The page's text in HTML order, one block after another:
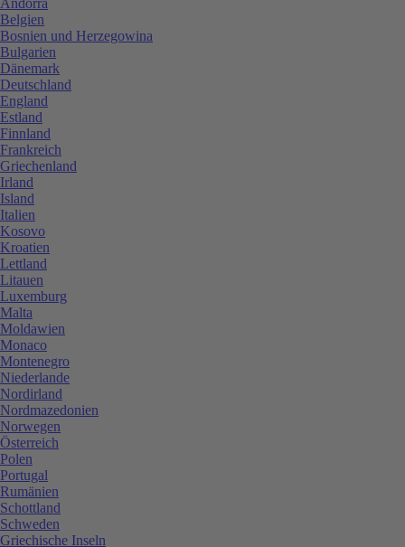
Belgien
Bosnien und Herzegowina
Bulgarien
Dänemark
Deutschland
England
Estland
Finnland
Frankreich
Griechenland
Irland
Island
Italien
Kosovo
Kroatien
Lettland
Litauen
Luxemburg
Malta
Moldawien
Monaco
Montenegro
Niederlande
Nordirland
Nordmazedonien
Norwegen
Österreich
Polen
Portugal
Rumänien
Schottland
Schweden
Griechische Inseln